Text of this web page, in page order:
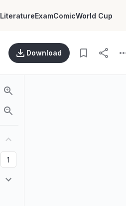
LiteratureExamComicWorld Cup
Download